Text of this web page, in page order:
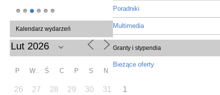
Kalendarz wydarzeń
P Ś C P S N
26 27 28 29 30 31 1
Poradniki
Multimedia
Granty i stypendia
Bieżące oferty